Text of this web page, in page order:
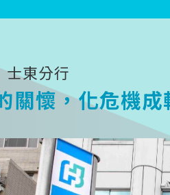
士東分行
關懷，化危機成